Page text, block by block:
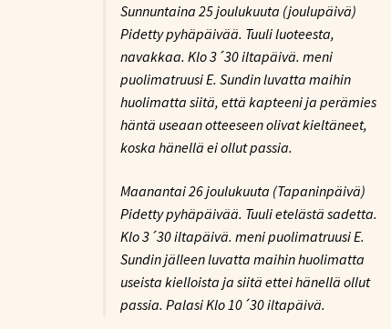
Sunnuntaina 25 joulukuuta (joulupäivä)
Pidetty pyhäpäivää. Tuuli luoteesta,
navakkaa. Klo 3´30 iltapäivä. meni
puolimatruusi E. Sundin luvatta maihin
huolimatta siitä, että kapteeni ja perämies
häntä useaan otteeseen olivat kieltäneet,
koska hänellä ei ollut passia.
Maanantai 26 joulukuuta (Tapaninpäivä)
Pidetty pyhäpäivää. Tuuli etelästä sadetta.
Klo 3´30 iltapäivä. meni puolimatruusi E.
Sundin jälleen luvatta maihin huolimatta
useista kielloista ja siitä ettei hänellä ollut
passia. Palasi Klo 10´30 iltapäivä.